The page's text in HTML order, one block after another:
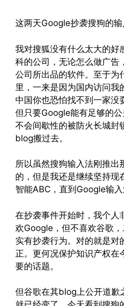
这两天Google抄袭搜狗的输
我对搜狐没有什么太大的好
科的公司，无论怎么做广告
公司所出品的软件。至于为
里，一来是因为国内访问
中国你也恐怕找不到一家没
但只要Google能有足够的
不会间歇性的被防火长城封
blog搬过去。
所以虽然搜狗输入法刚推出
的，但是我还是继续坚持现
智能ABC，直到Google输入
在抄袭事件开始时，我个人
欢Google，但不喜欢谷歌
实有抄袭行为。对的就是对
正。更何况保护知识产权在
要的话题。
但谷歌在其blog上公开道歉